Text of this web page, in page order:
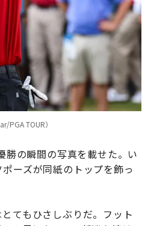
PGA TOUR）
の瞬間の写真を載せた。い
ーズが同紙のトップを飾っ
てもひさしぶりだ。フット